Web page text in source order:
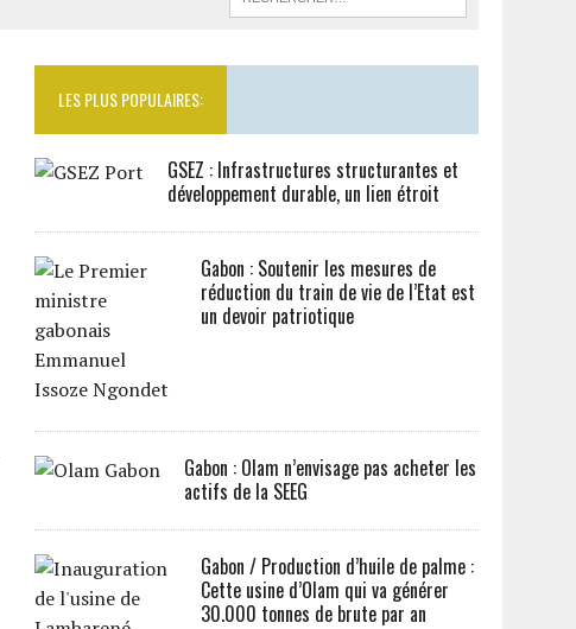
LES PLUS POPULAIRES:
GSEZ : Infrastructures structurantes et
développement durable, un lien étroit
Gabon : Soutenir les mesures de
réduction du train de vie de l’Etat est
un devoir patriotique
Gabon : Olam n’envisage pas acheter les
actifs de la SEEG
Gabon / Production d’huile de palme :
Cette usine d’Olam qui va générer
30.000 tonnes de brute par an